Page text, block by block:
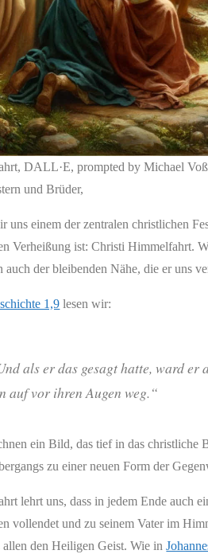
DALL·E, prompted by Michael Voß
und Brüder,
uns einem der zentralen christlichen
Verheißung ist: Christi Himmelfahrt.
auch der bleibenden Nähe, die er uns
1,9 lesen wir:
als er das gesagt hatte, ward er
auf vor ihren Augen weg.“
ein Bild, das tief in das christliche
zu einer neuen Form der
lehrt uns, dass in jedem Ende auch
vollendet und zu seinem Vater im
allen den Heiligen Geist. Wie in